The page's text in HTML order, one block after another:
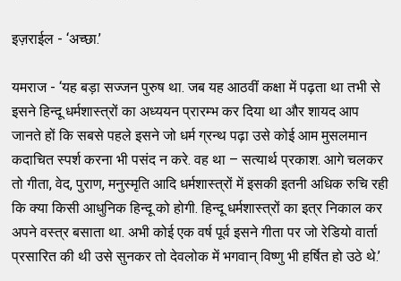
इज़राईल - ‘अच्छा.’
यमराज - ‘यह बड़ा सज्जन पुरुष था. जब यह आठवीं कक्षा में पढ़ता था तभी से
इसने हिन्दू धर्मशास्त्रों का अध्ययन प्रारम्भ कर दिया था और शायद आप
जानते हों कि सबसे पहले इसने जो धर्म ग्रन्थ पढ़ा उसे कोई आम मुसलमान
कदाचित स्पर्श करना भी पसंद न करे. वह था – सत्यार्थ प्रकाश. आगे चलकर
तो गीता, वेद, पुराण, मनुस्मृति आदि धर्मशास्त्रों में इसकी इतनी अधिक रुचि रही
कि क्या किसी आधुनिक हिन्दू को होगी. हिन्दू धर्मशास्त्रों का इत्र निकाल कर
अपने वस्त्र बसाता था. अभी कोई एक वर्ष पूर्व इसने गीता पर जो रेडियो वार्ता
प्रसारित की थी उसे सुनकर तो देवलोक में भगवान् विष्णु भी हर्षित हो उठे थे.’